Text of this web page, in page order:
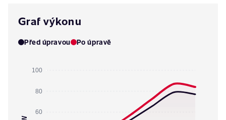
Graf výkonu
Před úpravou Po úpravě
100
80
60